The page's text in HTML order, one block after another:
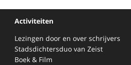
Activiteiten
Lezingen door en over schrijvers
Stadsdichtersduo van Zeist
Boek & Film